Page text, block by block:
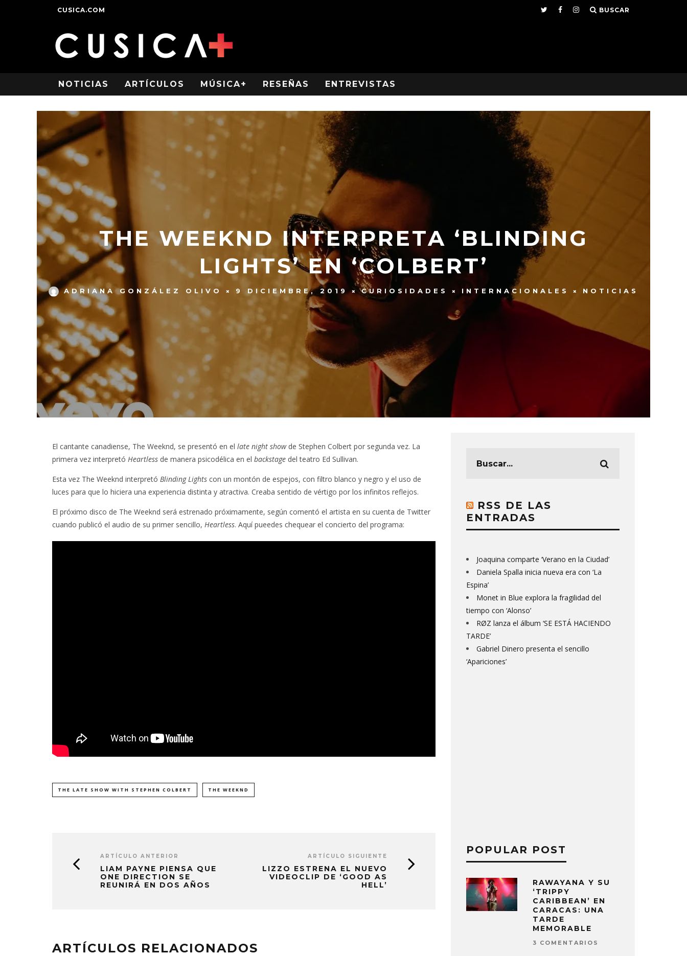
CUSICA.COM BUSCAR
NOTICIAS ARTÍCULOS MÚSICA+ RESEÑAS ENTREVISTAS
THE WEEKND INTERPRETA ‘BLINDING
LIGHTS’ EN ‘COLBERT’
ADRIANA GONZÁLEZ OLIVO 9 DICIEMBRE, 2019 CURIOSIDADES INTERNACIONALES NOTICIAS
El cantante canadiense, The Weeknd, se presentó en el late night showde Stephen Colbert por segunda vez. La
primera vez interpretó Heartless de manera psicodélica en el backstage del teatro Ed Sullivan.
Esta vez The Weeknd interpretó Blinding Lights con un montón de espejos, con filtro blanco y negro y el uso de
luces para que lo hiciera una experiencia distinta y atractiva. Creaba sentido de vértigo por los infinitos reflejos.
El próximo disco de The Weeknd será estrenado próximamente, según comentó el artista en su cuenta de Twitter
cuando publicó el audio de su primer sencillo, Heartless. Aquí pueedes chequear el concierto del programa:
THE LATE SHOW WITH STEPHEN COLBERT THE WEEKND
ARTÍCULO ANTERIOR
LIAM PAYNE PIENSA QUE
ONE DIRECTION SE
REUNIRÁ EN DOS AÑOS
ARTÍCULO SIGUIENTE
LIZZO ESTRENA EL NUEVO
VIDEOCLIP DE ‘GOOD AS
HELL’
ARTÍCULOS RELACIONADOS
RSS DE LAS
ENTRADAS
Joaquina comparte ‘Verano en la Ciudad’
Daniela Spalla inicia nueva era con ‘La
Espina’
Monet in Blue explora la fragilidad del
tiempo con ‘Alonso’
RØZ lanza el álbum ‘SE ESTÁ HACIENDO
TARDE’
Gabriel Dinero presenta el sencillo
‘Apariciones’
POPULAR POST
RAWAYANA Y SU
‘TRIPPY
CARIBBEAN’ EN
CARACAS: UNA
TARDE
MEMORABLE
3 COMENTARIOS